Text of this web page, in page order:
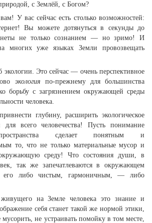
с Землёй, с Богом?
У вас сейчас есть столько возможностей:
Вы можете дотянуться в секунды до
не только сознанием — но зримо! И
многих уже языках Земли провозвещать
экологии. Это сейчас — очень перспективное
экология по-прежнему для большинства
борьбу с загрязнением окружающей среды
человека.
глубину, расширить экологическое
для всего человечества! Пусть понимание
сделает понятным и
то, что не только материальные мусор и
среду! Что состояния души, в
так же запечатлеваются в окружающем
его либо чистым, гармоничным, — либо
на Земле человека это знание и
себя станет такой же нормой этики,
мусорить, не устраивать помойку в том месте,